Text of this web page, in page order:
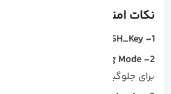
نکات امنیتی و بهینه‌ سازی
1- SSH_Key و محدود کردن root
:
2- SELinux _Enforcing Mode
برای جلوگیری از نفوذ های سطح